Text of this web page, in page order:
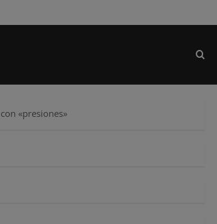
«presiones»